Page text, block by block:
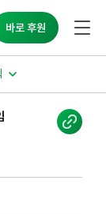
바로 후원